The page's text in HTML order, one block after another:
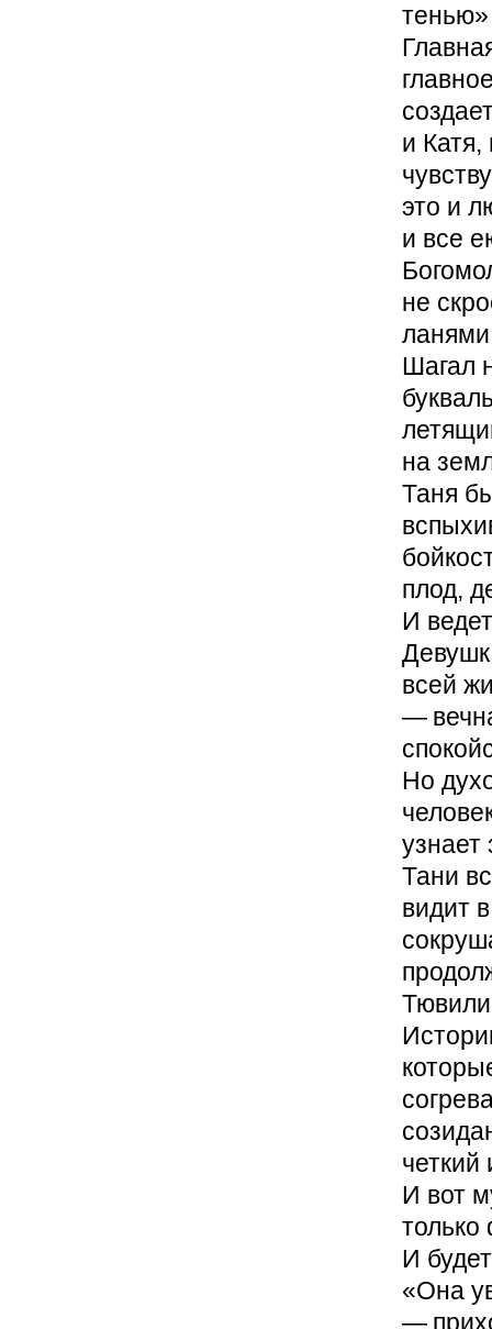
тенью»
и
это и
и все
не
Шагал
на
Таня
плод,
И
всей
—
Но
узнает
Тани
видит
И вот
только
И
«Она
—